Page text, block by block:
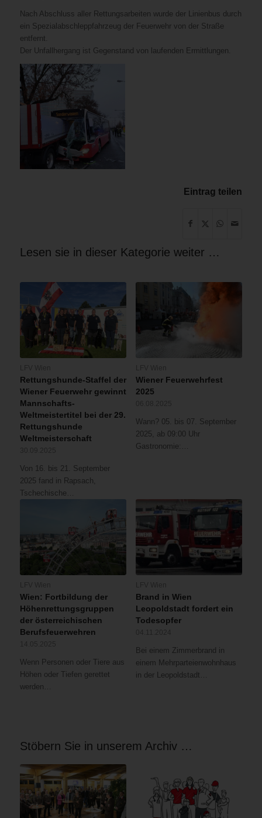
Nach Abschluss aller Rettungsarbeiten wurde der Linienbus durch
ein Spezialabschleppfahrzeug der Feuerwehr von der Straße
entfernt.
Der Unfallhergang ist Gegenstand von laufenden Ermittlungen.
Eintrag teilen
Lesen sie in dieser Kategorie weiter …
Rettungshunde-Staffel der
Wiener Feuerwehr gewinnt
Mannschafts-
Weltmeistertitel bei der 29.
Rettungshunde
Weltmeisterschaft
Von 16. bis 21. September
2025 fand in Rapsach,
Tschechische…
Wiener Feuerwehrfest
2025
Wann? 05. bis 07. September
2025, ab 09:00 Uhr
Gastronomie:…
Wien: Fortbildung der
Höhenrettungsgruppen
der österreichischen
Berufsfeuerwehren
Wenn Personen oder Tiere aus
Höhen oder Tiefen gerettet
werden…
Brand in Wien
Leopoldstadt fordert ein
Todesopfer
Bei einem Zimmerbrand in
einem Mehrparteienwohnhaus
in der Leopoldstadt…
Stöbern Sie in unserem Archiv …